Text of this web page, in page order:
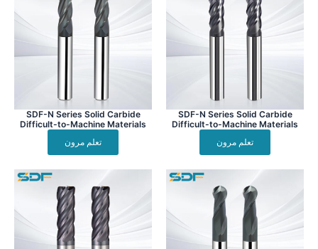
SDF-N Series Solid Carbide
Difficult-to-Machine Materials
4-flute square end mill for
machining superalloys, titanium
alloys
تعلم مرون
SDF-N Series Solid Carbide
Difficult-to-Machine Materials
4-flute radius end mill for
machining superalloys, titanium
alloys
تعلم مرون